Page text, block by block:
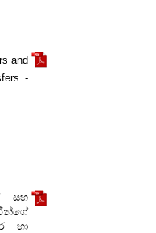
and
-
සහ
හා